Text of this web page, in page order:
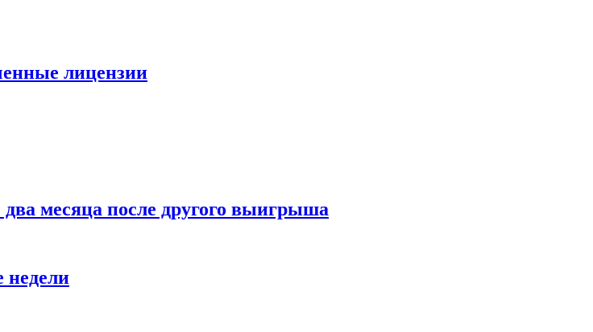
лицензии
месяца после другого выигрыша
недели